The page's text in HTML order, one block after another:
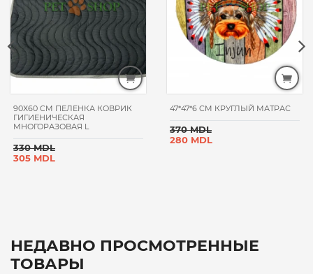
90Х60 CM ПЕЛЕНКА КОВРИК
ГИГИЕНИЧЕСКАЯ
МНОГОРАЗОВАЯ L
330 MDL
305 MDL
47*47*6 CM КРУГЛЫЙ МАТРАС
370 MDL
280 MDL
НЕДАВНО ПРОСМОТРЕННЫЕ
ТОВАРЫ